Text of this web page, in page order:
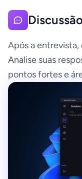
Após a entrevista,
Analise suas
pontos fortes e